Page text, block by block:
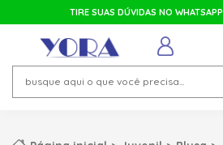
TIRE SUAS DÚVIDAS NO WHATSAPP